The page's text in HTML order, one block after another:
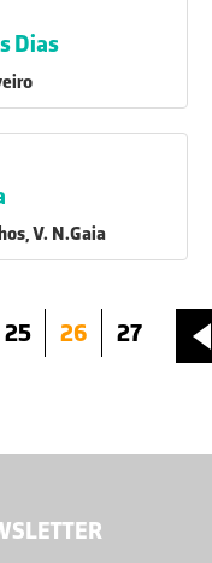
Dias
V. N.Gaia
25 26
27